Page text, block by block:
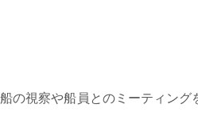
の視察や船員とのミーティング